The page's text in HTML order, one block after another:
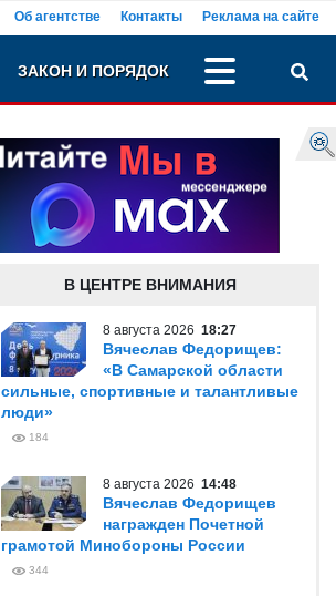
Об агентстве Контакты Реклама на сайте
ЗАКОН И ПОРЯДОК
В ЦЕНТРЕ ВНИМАНИЯ
8 августа 2026 18:27
Вячеслав Федорищев:
«В Самарской области
сильные, спортивные и талантливые
люди»
184
8 августа 2026 14:48
Вячеслав Федорищев
награжден Почетной
грамотой Минобороны России
344